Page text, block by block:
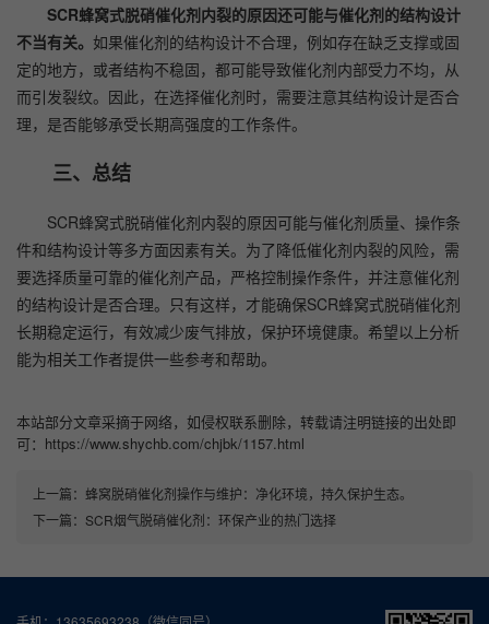
SCR蜂窝式脱硝催化剂内裂的原因还可能与催化剂的结构设计
不当有关。 如果催化剂的结构设计不合理，例如存在缺乏支撑或固
定的地方，或者结构不稳固，都可能导致催化剂内部受力不均，从
而引发裂纹。因此，在选择催化剂时，需要注意其结构设计是否合
理，是否能够承受长期高强度的工作条件。
三、总结
SCR蜂窝式脱硝催化剂内裂的原因可能与催化剂质量、操作条
件和结构设计等多方面因素有关。为了降低催化剂内裂的风险，需
要选择质量可靠的催化剂产品，严格控制操作条件，并注意催化剂
的结构设计是否合理。只有这样，才能确保SCR蜂窝式脱硝催化剂
长期稳定运行，有效减少废气排放，保护环境健康。希望以上分析
能为相关工作者提供一些参考和帮助。
本站部分文章采摘于网络，如侵权联系删除，转载请注明链接的出处即
可：https://www.shychb.com/chjbk/1157.html
上一篇： 蜂窝脱硝催化剂操作与维护：净化环境，持久保护生态。
下一篇： SCR烟气脱硝催化剂：环保产业的热门选择